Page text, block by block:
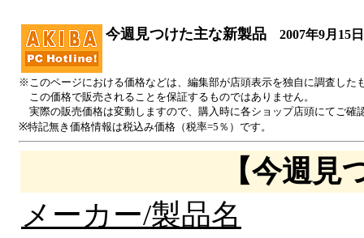
今週見つけた主な新製品 2007年9月15
※このページにおける価格などは、編集部が店頭表示を独自に調査した
この価格で販売されることを保証するものではありません。
実際の販売価格は変動しますので、購入時に各ショップ店頭にてご確
※特記無き価格情報は税込み価格（税率=5％）です。
【今週見
メーカー/製品名